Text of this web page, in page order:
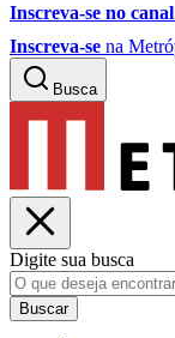
Inscreva-se no canal
Inscreva-se na
Busca
Digite sua busca
Buscar